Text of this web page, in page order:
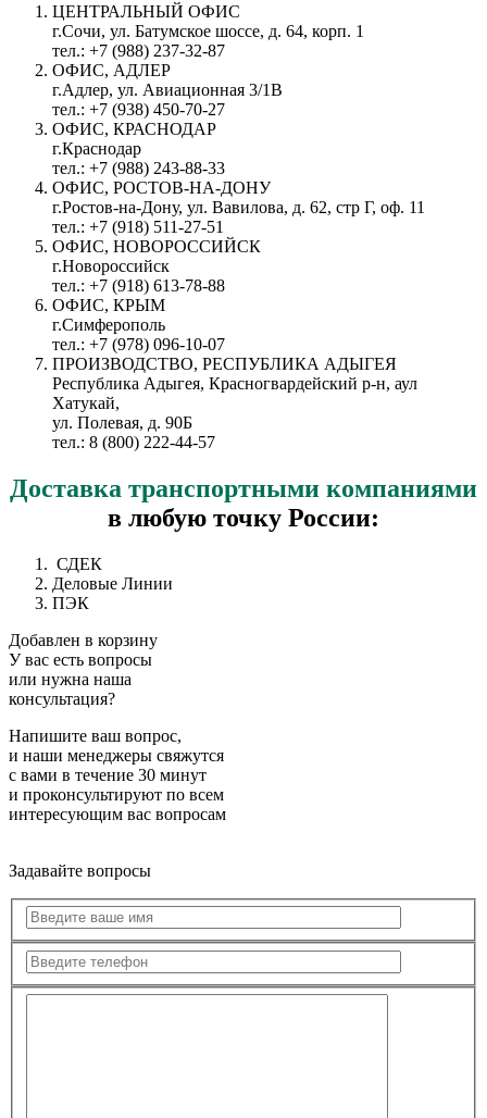
ЦЕНТРАЛЬНЫЙ ОФИС
г.Сочи, ул. Батумское шоссе, д. 64, корп. 1
тел.: +7 (988) 237-32-87
ОФИС, АДЛЕР
г.Адлер, ул. Авиационная 3/1В
тел.: +7 (938) 450-70-27
ОФИС, КРАСНОДАР
г.Краснодар
тел.: +7 (988) 243-88-33
ОФИС, РОСТОВ-НА-ДОНУ
г.Ростов-на-Дону, ул. Вавилова, д. 62, стр Г, оф. 11
тел.: +7 (918) 511-27-51
ОФИС, НОВОРОССИЙСК
г.Новороссийск
тел.: +7 (918) 613-78-88
ОФИС, КРЫМ
г.Симферополь
тел.: +7 (978) 096-10-07
ПРОИЗВОДСТВО, РЕСПУБЛИКА АДЫГЕЯ
Республика Адыгея, Красногвардейский р-н, аул
Хатукай,
ул. Полевая, д. 90Б
тел.: 8 (800) 222-44-57
Доставка транспортными компаниями
в любую точку России:
СДЕК
Деловые Линии
ПЭК
Добавлен в корзину
У вас есть вопросы
или нужна наша
консультация?
Напишите ваш вопрос,
и наши менеджеры свяжутся
с вами в течение 30 минут
и проконсультируют по всем
интересующим вас вопросам
Задавайте вопросы